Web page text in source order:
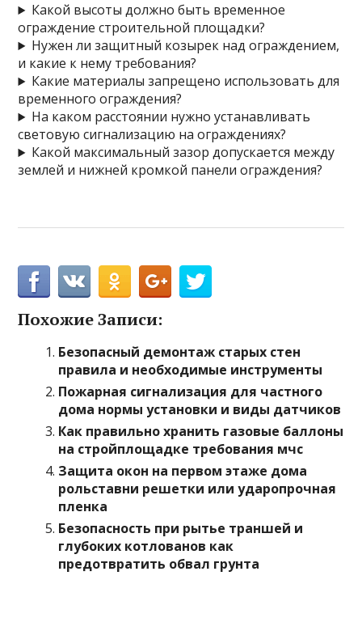
Какой высоты должно быть временное
ограждение строительной площадки?
Нужен ли защитный козырек над ограждением,
и какие к нему требования?
Какие материалы запрещено использовать для
временного ограждения?
На каком расстоянии нужно устанавливать
световую сигнализацию на ограждениях?
Какой максимальный зазор допускается между
землей и нижней кромкой панели ограждения?
Похожие Записи:
Безопасный демонтаж старых стен
правила и необходимые инструменты
Пожарная сигнализация для частного
дома нормы установки и виды датчиков
Как правильно хранить газовые баллоны
на стройплощадке требования мчс
Защита окон на первом этаже дома
рольставни решетки или ударопрочная
пленка
Безопасность при рытье траншей и
глубоких котлованов как
предотвратить обвал грунта